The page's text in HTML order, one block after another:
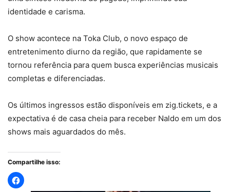
identidade e carisma.
O show acontece na Toka Club, o novo espaço de
entretenimento diurno da região, que rapidamente se
tornou referência para quem busca experiências musicais
completas e diferenciadas.
Os últimos ingressos estão disponíveis em zig.tickets, e a
expectativa é de casa cheia para receber Naldo em um dos
shows mais aguardados do mês.
Compartilhe isso: